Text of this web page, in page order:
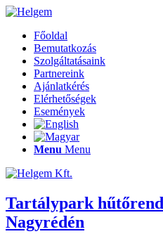
Főoldal
Bemutatkozás
Szolgáltatásaink
Partnereink
Ajánlatkérés
Elérhetőségek
Események
Menu Menu
Tartálypark
Nagyrédén